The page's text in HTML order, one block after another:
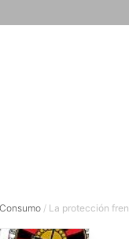
Consumo / La protección